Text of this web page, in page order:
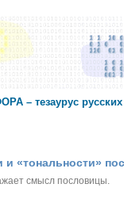
– тезаурус
«тональности»
смысл пословицы.